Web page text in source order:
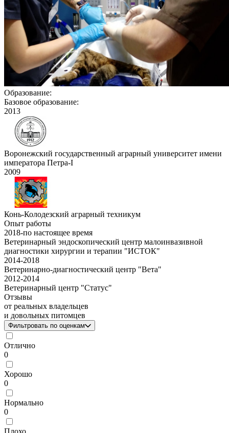
Образование:
Базовое образование:
2013
Воронежский государственный аграрный университет имени
императора Петра-I
2009
Конь-Колодезский аграрный техникум
Опыт работы
2018-по настоящее время
Ветеринарный эндоскопический центр малоинвазивной
диагностики хирургии и терапии "ИСТОК"
2014-2018
Ветеринарно-диагностический центр "Вета"
2012-2014
Ветеринарный центр "Статус"
Отзывы
от реальных владельцев
и довольных питомцев
Фильтровать по оценкам
Отлично
0
Хорошо
0
Нормально
0
Плохо